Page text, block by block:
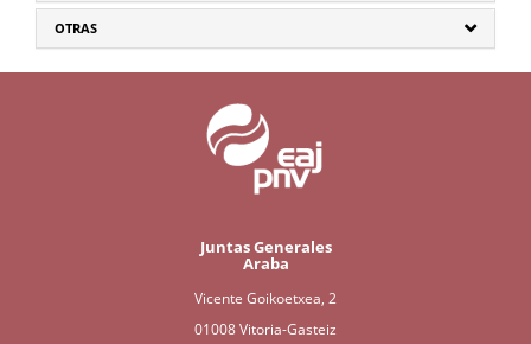
OTRAS
Juntas Generales
Araba
Vicente Goikoetxea, 2
01008 Vitoria-Gasteiz